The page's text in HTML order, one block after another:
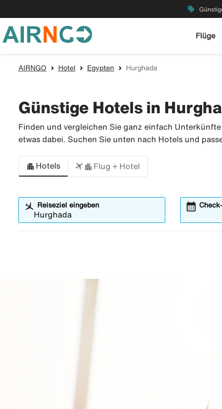
local_offer
Flüge
AIRNGO Hotel Egypten Hurghada
Günstige Hotels in
Finden und vergleichen Sie ganz einfach
etwas dabei. Suchen Sie unten nach Hotels und
Hotels Flug + Hotel
Reiseziel eingeben calendar_month